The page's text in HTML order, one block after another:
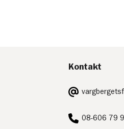
Kontakt
E-
post:
Telefon:
08-606 79